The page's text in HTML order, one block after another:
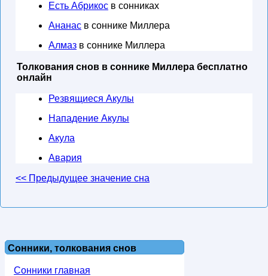
Есть Абрикос в сонниках
Ананас в соннике Миллера
Алмаз в соннике Миллера
Толкования снов в соннике Миллера бесплатно
онлайн
Резвящиеся Акулы
Нападение Акулы
Акула
Авария
<< Предыдущее значение сна
Сонники, толкования снов
Сонники главная